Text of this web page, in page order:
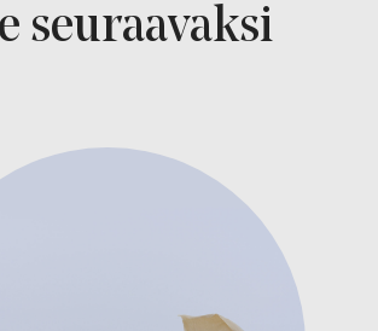
seuraavaksi